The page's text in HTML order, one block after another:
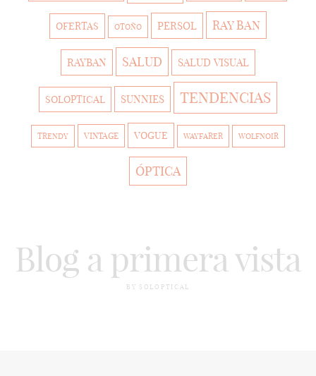
OFERTAS OTOÑO PERSOL RAY BAN
RAYBAN SALUD SALUD VISUAL
SOLOPTICAL SUNNIES TENDENCIAS
TRENDY VINTAGE VOGUE WAYFARER WOLFNOIR
ÓPTICA
Blog a primera vista
BY SOLOPTICAL